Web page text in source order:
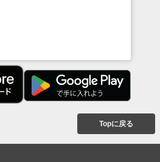
Topに戻る